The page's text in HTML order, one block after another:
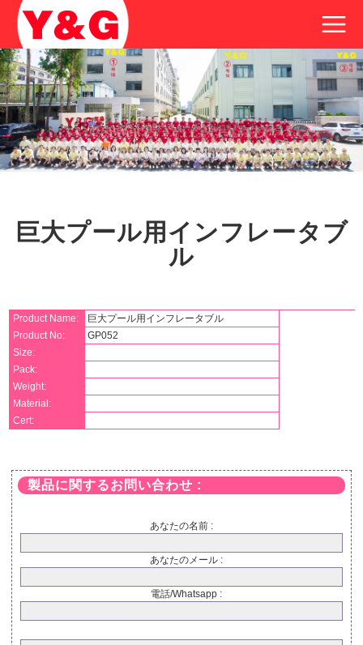
巨大プール用インフレータブ
ル
Product Name:
巨大プール用インフレータブル
Product No:
GP052
Size:
Pack:
Weight:
Material:
Cert:
製品に関するお問い合わせ :
あなたの名前 :
あなたのメール :
電話/Whatsapp :